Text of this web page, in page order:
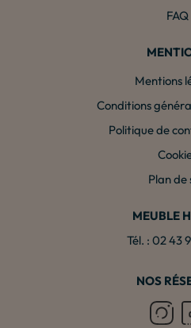
FAQ
Mentions
Conditions
Politique de
Plan de
MEUBLE
Tél. : 02 43
NOS